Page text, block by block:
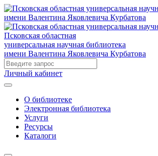
Псковская областная
универсальная научная библиотека
имени Валентина Яковлевича Курбатова
Личный кабинет
О библиотеке
Электронная библиотека
Услуги
Ресурсы
Каталоги